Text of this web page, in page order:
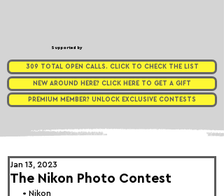
Supported by
309 TOTAL OPEN CALLS. CLICK TO CHECK THE LIST
NEW AROUND HERE? CLICK HERE TO GET A GIFT
PREMIUM MEMBER? UNLOCK EXCLUSIVE CONTESTS
The Nikon Photo Contest
Jan 13, 2023
• Nikon